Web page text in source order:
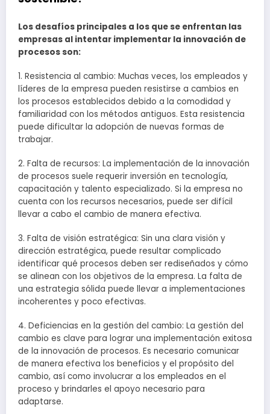
Los desafíos principales a los que se enfrentan las
empresas al intentar implementar la innovación de
procesos son:
1. Resistencia al cambio: Muchas veces, los empleados y
líderes de la empresa pueden resistirse a cambios en
los procesos establecidos debido a la comodidad y
familiaridad con los métodos antiguos. Esta resistencia
puede dificultar la adopción de nuevas formas de
trabajar.
2. Falta de recursos: La implementación de la innovación
de procesos suele requerir inversión en tecnología,
capacitación y talento especializado. Si la empresa no
cuenta con los recursos necesarios, puede ser difícil
llevar a cabo el cambio de manera efectiva.
3. Falta de visión estratégica: Sin una clara visión y
dirección estratégica, puede resultar complicado
identificar qué procesos deben ser rediseñados y cómo
se alinean con los objetivos de la empresa. La falta de
una estrategia sólida puede llevar a implementaciones
incoherentes y poco efectivas.
4. Deficiencias en la gestión del cambio: La gestión del
cambio es clave para lograr una implementación exitosa
de la innovación de procesos. Es necesario comunicar
de manera efectiva los beneficios y el propósito del
cambio, así como involucrar a los empleados en el
proceso y brindarles el apoyo necesario para
adaptarse.